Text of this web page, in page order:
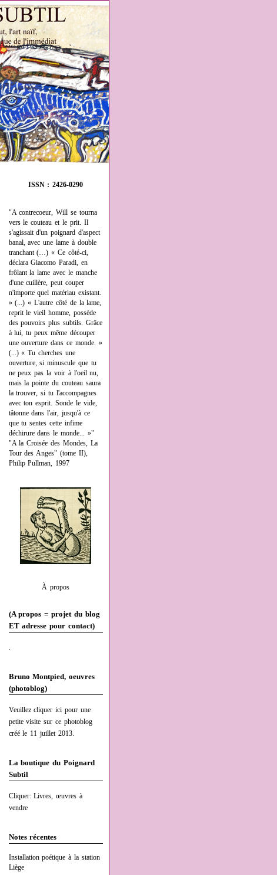
ISSN : 2426-0290
"A contrecoeur, Will se tourna
vers le couteau et le prit. Il
s'agissait d'un poignard d'aspect
banal, avec une lame à double
tranchant (…) « Ce côté-ci,
déclara Giacomo Paradi, en
frôlant la lame avec le manche
d'une cuillère, peut couper
n'importe quel matériau existant.
» (...) « L'autre côté de la lame,
reprit le vieil homme, possède
des pouvoirs plus subtils. Grâce
à lui, tu peux même découper
une ouverture dans ce monde. »
(...) « Tu cherches une
ouverture, si minuscule que tu
ne peux pas la voir à l'oeil nu,
mais la pointe du couteau saura
la trouver, si tu l'accompagnes
avec ton esprit. Sonde le vide,
tâtonne dans l'air, jusqu'à ce
que tu sentes cette infime
déchirure dans le monde... »"
"A la Croisée des Mondes, La
Tour des Anges" (tome II),
Philip Pullman, 1997
À propos
(A propos = projet du blog
ET adresse pour contact)
.
Bruno Montpied, oeuvres
(photoblog)
Veuillez cliquer ici pour une
petite visite sur ce photoblog
créé le 11 juillet 2013.
La boutique du Poignard
Subtil
Cliquer: Livres, œuvres à
vendre
Notes récentes
Installation poétique à la station
Liège